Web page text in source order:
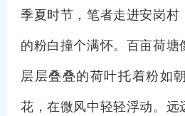
季夏时节，笔者走进安岗村
的粉白撞个满怀。百亩荷塘
层层叠叠的荷叶托着粉如
花，在微风中轻轻浮动。远